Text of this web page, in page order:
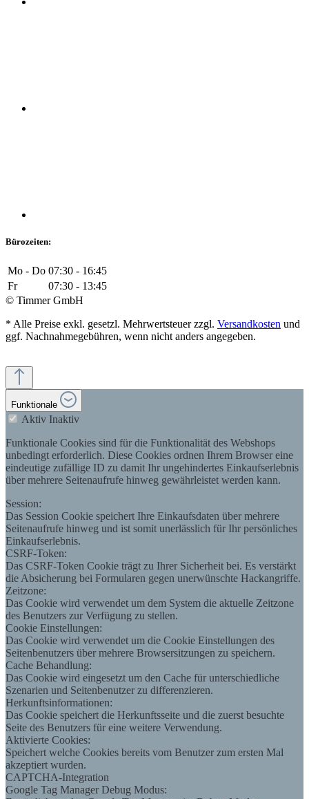
Bürozeiten:
Mo - Do 07:30 - 16:45
Fr
07:30 - 13:45
© Timmer GmbH
* Alle Preise exkl. gesetzl. Mehrwertsteuer zzgl. Versandkosten und
ggf. Nachnahmegebühren, wenn nicht anders angegeben.
Funktionale
Aktiv Inaktiv
Funktionale Cookies sind für die Funktionalität des Webshops
unbedingt erforderlich. Diese Cookies ordnen Ihrem Browser eine
eindeutige zufällige ID zu damit Ihr ungehindertes Einkaufserlebnis
über mehrere Seitenaufrufe hinweg gewährleistet werden kann.
Session:
Das Session Cookie speichert Ihre Einkaufsdaten über mehrere
Seitenaufrufe hinweg und ist somit unerlässlich für Ihr persönliches
Einkaufserlebnis.
CSRF-Token:
Das CSRF-Token Cookie trägt zu Ihrer Sicherheit bei. Es verstärkt
die Absicherung bei Formularen gegen unerwünschte Hackangriffe.
Zeitzone:
Das Cookie wird verwendet um dem System die aktuelle Zeitzone
des Benutzers zur Verfügung zu stellen.
Cookie Einstellungen:
Das Cookie wird verwendet um die Cookie Einstellungen des
Seitenbenutzers über mehrere Browsersitzungen zu speichern.
Cache Behandlung:
Das Cookie wird eingesetzt um den Cache für unterschiedliche
Szenarien und Seitenbenutzer zu differenzieren.
Herkunftsinformationen:
Das Cookie speichert die Herkunftsseite und die zuerst besuchte
Seite des Benutzers für eine weitere Verwendung.
Aktivierte Cookies:
Speichert welche Cookies bereits vom Benutzer zum ersten Mal
akzeptiert wurden.
CAPTCHA-Integration
Google Tag Manager Debug Modus: